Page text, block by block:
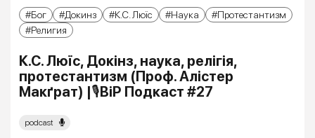
Бог
Докинз К.С. Люїс Наука
Протестантизм
Религия
К.С. Люїс, Докінз, наука, релігія,
протестантизм (Проф. Алістер
Макґрат) |🎙ВіР Подкаст #27
podcast